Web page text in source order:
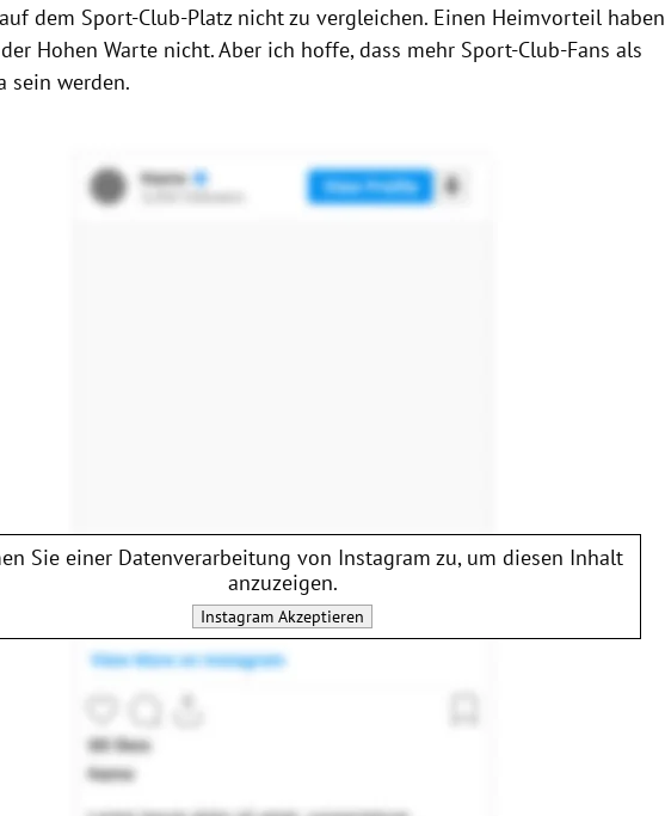
dem Sport-Club-Platz nicht zu vergleichen. Einen Heimvorteil haben
Hohen Warte nicht. Aber ich hoffe, dass mehr Sport-Club-Fans als
sein werden.
Sie einer Datenverarbeitung von Instagram zu, um diesen Inhalt
anzuzeigen.
Instagram Akzeptieren